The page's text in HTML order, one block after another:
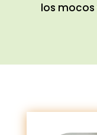
los